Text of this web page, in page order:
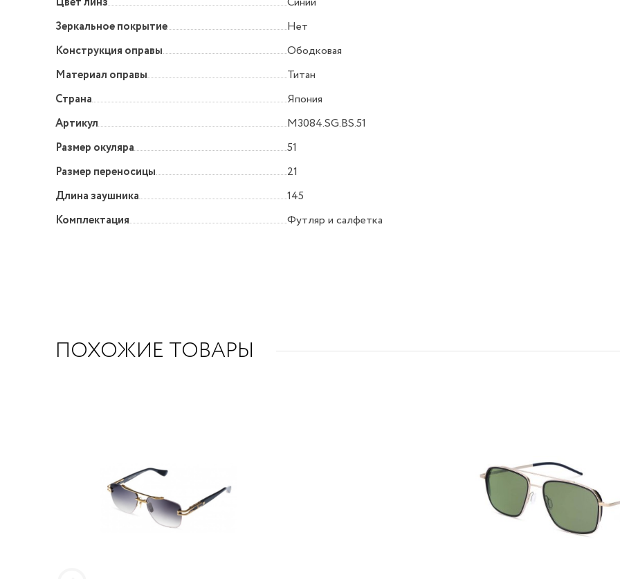
Зеркальное покрытие
Нет
Конструкция оправы
Ободковая
Материал оправы
Титан
Страна
Япония
Артикул
M3084.SG.BS.51
Размер окуляра
51
Размер переносицы
21
Длина заушника
145
Комплектация
Футляр и салфетка
ПОХОЖИЕ ТОВАРЫ